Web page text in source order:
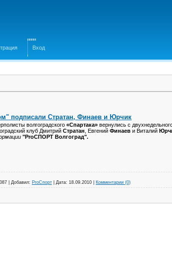
Вход
подписали Стратан, Финаев и Юрчик
волгоградского «Спартака» вернулись с
клуб Дмитрий Стратан , Евгений Финаев и Виталий
"ProСПОРТ Волгоград".
Добавил: ProСпорт Дата: 18.09.2010 Комментарии (0)